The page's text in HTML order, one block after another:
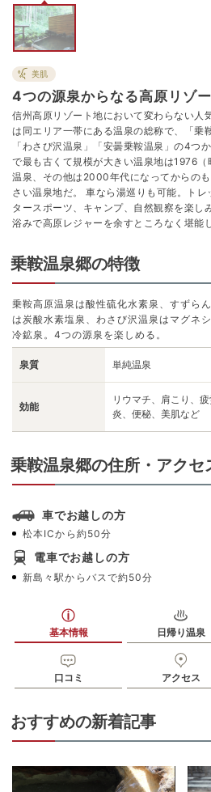
美肌
4つの源泉からなる高原リゾ
信州高原リゾート地において変わらない人
は同エリア一帯にある温泉の総称で、「乗
「わさび沢温泉」「安曇乗鞍温泉」の4つ
で最も古くて規模が大きい温泉地は1976
温泉、その他は2000年代になってからの
さい温泉地だ。 車なら湯巡りも可能。ト
タースポーツ、キャンプ、自然観察を楽し
浴みで高原レジャーを余すところなく堪能
乗鞍温泉郷の特徴
乗鞍高原温泉は酸性硫化水素泉、すずら
は炭酸水素塩泉、わさび沢温泉はマグネ
冷鉱泉。4つの源泉を楽しめる。
泉質 単純温泉
効能
リウマチ、肩こり、
炎、便秘、美肌など
乗鞍温泉郷の住所・アクセ
車でお越しの方
松本ICから約50分
電車でお越しの方
新島々駅からバスで約50分
基本情報 日帰り温泉
口コミ アクセス
おすすめの新着記事